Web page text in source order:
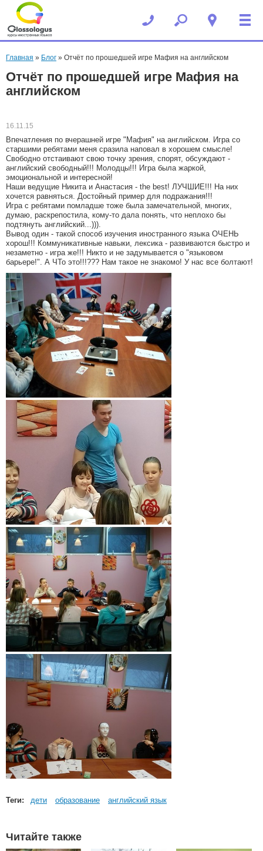
Вы здесь
Главная » Блог » Отчёт по прошедшей игре Мафия на английском
Отчёт по прошедшей игре Мафия на
английском
16.11.15
Впечатления по вчерашней игре "Мафия" на английском. Игра со
старшими ребятами меня сразила наповал в хорошем смысле!
Свободно отстаивают свою точку зрения, спорят, обсуждают -
английский свободный!!! Молодцы!!! Игра была жаркой,
эмоциональной и интересной!
Наши ведущие Никита и Анастасия - the best! ЛУЧШИЕ!!! На них
хочется равняться. Достойный пример для подражания!!!
Игра с ребятами помладше тоже была замечательной, многих,
думаю, раскрепостила, кому-то дала понять, что неплохо бы
подтянуть английский...))).
Вывод один - такой способ изучения иностранного языка ОЧЕНЬ
хорош!!! Коммуникативные навыки, лексика - развиваются быстро и
незаметно - игра же!!! Никто и не задумывается о "языковом
барьере!". А ЧТо это!!!??? Нам такое не знакомо! У нас все болтают!
Теги: дети образование английский язык
Читайте также